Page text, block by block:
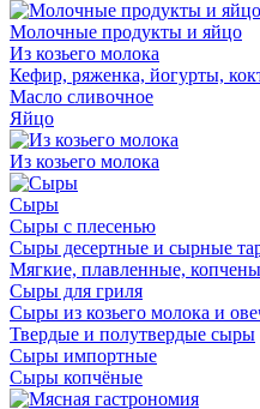
Молочные продукты и яйцо
Из козьего молока
Кефир, ряженка, йогурты,
Масло сливочное
Яйцо
Из козьего молока
Сыры
Сыры с плесенью
Сыры десертные и сырные
Мягкие, плавленные,
Сыры для гриля
Сыры из козьего молока и
Твердые и полутвердые сыры
Сыры импортные
Сыры копчёные